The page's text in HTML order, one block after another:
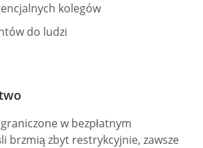
kolegów
do ludzi
w bezpłatnym
brzmią zbyt restrykcyjnie, zawsze